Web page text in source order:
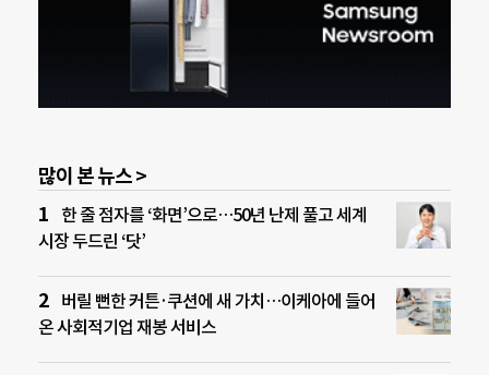
많이 본 뉴스 >
한 줄 점자를 ‘화면’으로…50년 난제 풀고 세계
시장 두드린 ‘닷’
버릴 뻔한 커튼·쿠션에 새 가치…이케아에 들어
온 사회적기업 재봉 서비스